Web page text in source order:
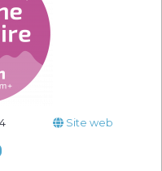
Site web